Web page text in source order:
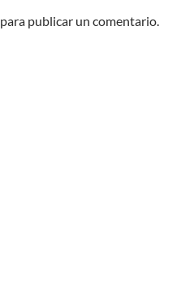
para publicar un comentario.